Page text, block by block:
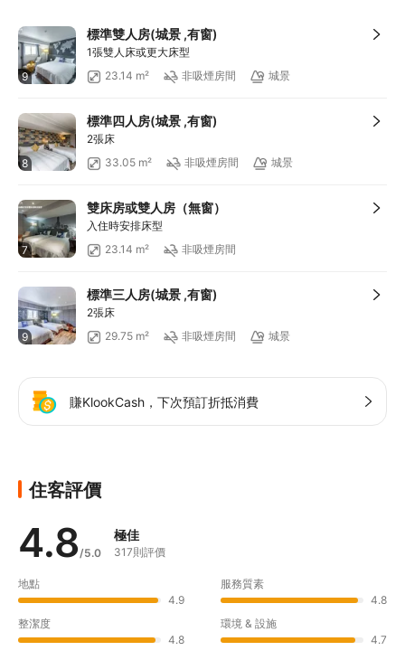
滿HKD1,000享減HKD100
滿HKD2,000享減HKD200
滿HKD1,800享減HKD200
9
標準雙人房(城景 ,有窗)
1張雙人床或更大床型
23.14 m²
非吸煙房間 城景
8
標準四人房(城景 ,有窗)
2張床
33.05 m²
非吸煙房間 城景
7
雙床房或雙人房（無窗）
入住時安排床型
23.14 m²
非吸煙房間
9
標準三人房(城景 ,有窗)
2張床
29.75 m²
非吸煙房間 城景
賺KlookCash，下次預訂折抵消費
住客評價
4.8/5.0
極佳
317則評價
地點
4.9
服務質素
4.8
整潔度
4.8
環境 & 設施
4.7